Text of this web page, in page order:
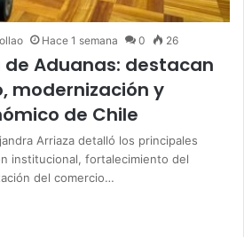
Hace 1 semana 0 26
Aduanas: destacan
modernización y
de Chile
Arriaza detalló los principales
institucional, fortalecimiento del
del comercio…